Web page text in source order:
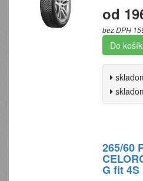
od
bez DPH
Do
265/60
G fit 4S